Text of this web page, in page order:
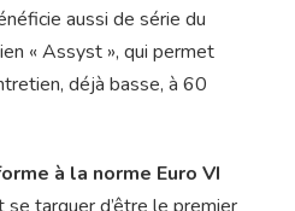
aussi de série du
« Assyst », qui permet
déjà basse, à 60
à la norme Euro VI